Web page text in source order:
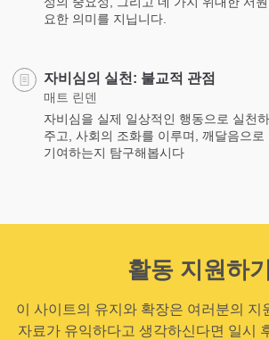
요한 의미를 지닙니다.
자비심의 실천: 불교적 관점
매트 린덴
자비심을 실제 일상적인 행동으로 실천
주고, 사회의 조화를 이루며, 깨달음으로
기여하는지 탐구해봅시다
활동 지원하기
이 사이트의 유지와 확장은 여러분의 지
자료가 유익하다고 생각하신다면 일시